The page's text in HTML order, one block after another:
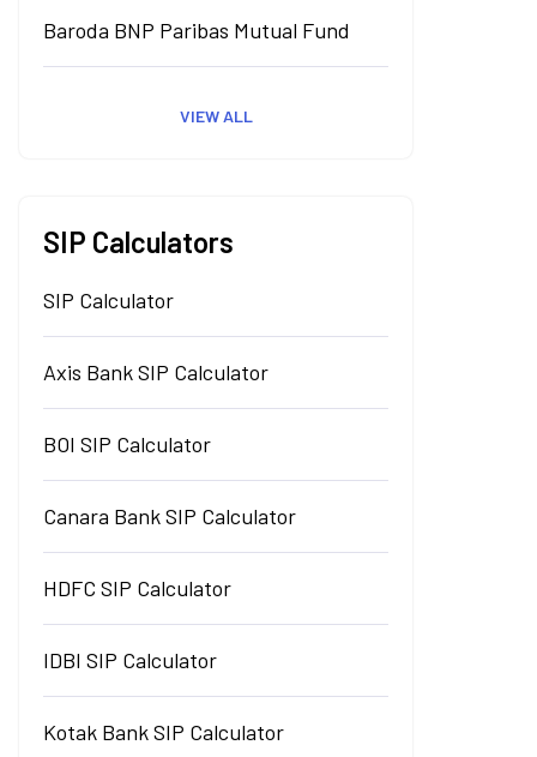
Baroda BNP Paribas Mutual Fund
VIEW ALL
SIP Calculators
SIP Calculator
Axis Bank SIP Calculator
BOI SIP Calculator
Canara Bank SIP Calculator
HDFC SIP Calculator
IDBI SIP Calculator
Kotak Bank SIP Calculator